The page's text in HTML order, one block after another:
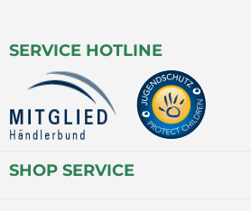
SERVICE HOTLINE
SHOP SERVICE